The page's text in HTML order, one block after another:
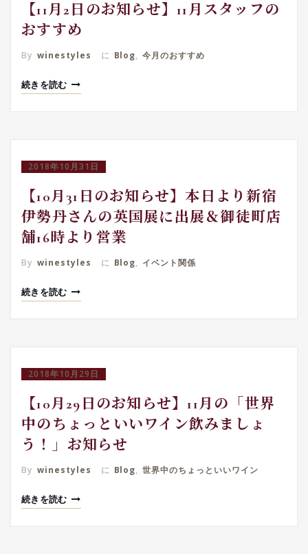
【11月2日のお知らせ】11月スタッフの
おすすめ
By winestyles に Blog, 今月のおすすめ
続きを読む
2018年10月31日
【10月31日のお知らせ】本日より新宿
伊勢丹さんの英国展に出展＆御徒町店
舗16時より営業
By winestyles に Blog, イベント関係
続きを読む
2018年10月29日
【10月29日のお知らせ】11月の「世界
中のちょっといいワイン飲みましょ
う！」お知らせ
By winestyles に Blog, 世界中のちょっといいワイン
続きを読む